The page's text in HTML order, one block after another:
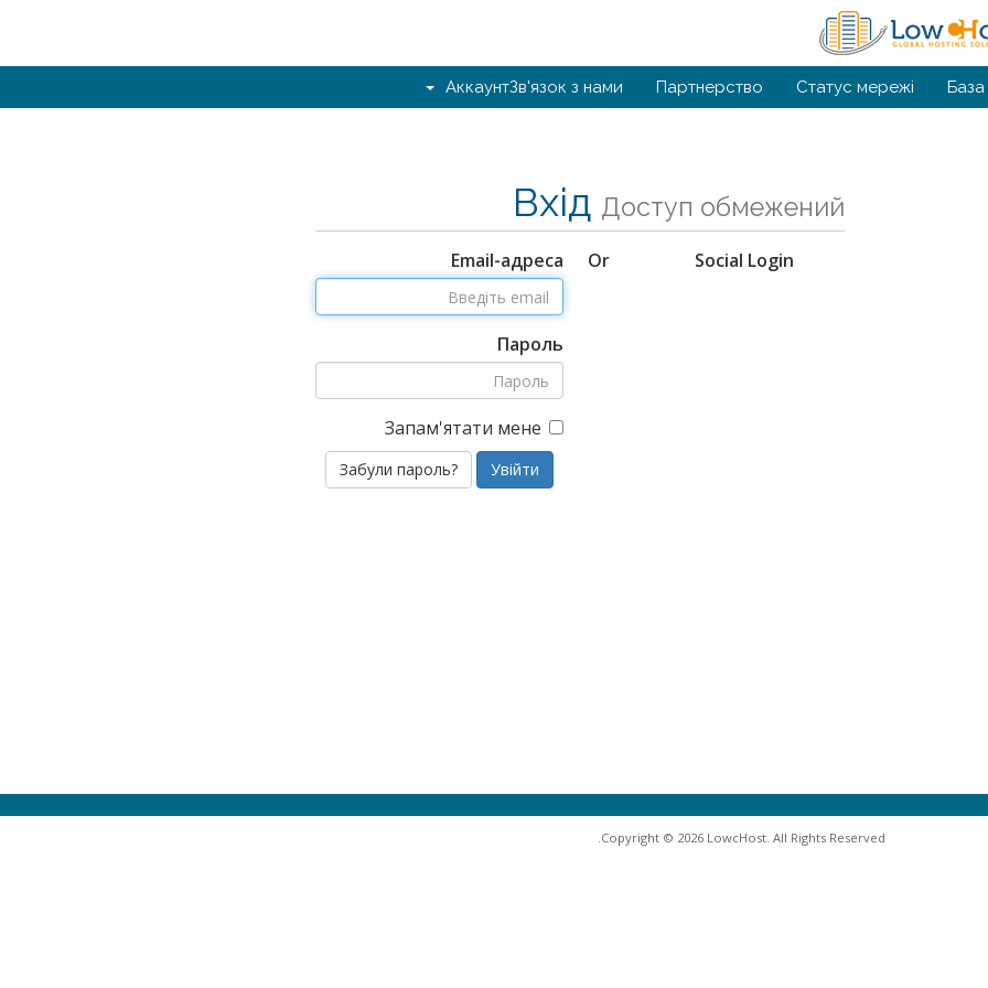
База
Статус мережі
Партнерство
Зв'язок з нами
Аккаунт
Вхід Доступ обмежений
Social Login
Or
Email-адреса
Пароль
Запам'ятати мене
Забули пароль?
Copyright © 2026 LowcHost. All Rights Reserved.